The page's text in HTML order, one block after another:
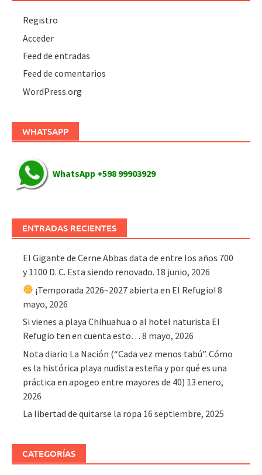
Registro
Acceder
Feed de entradas
Feed de comentarios
WordPress.org
WHATSAPP
WhatsApp +598 99903929
ENTRADAS RECIENTES
El Gigante de Cerne Abbas data de entre los años 700
y 1100 D. C. Esta siendo renovado. 18 junio, 2026
¡Temporada 2026–2027 abierta en El Refugio! 8
mayo, 2026
Si vienes a playa Chihuahua o al hotel naturista El
Refugio ten en cuenta esto… 8 mayo, 2026
Nota diario La Nación (“Cada vez menos tabú”. Cómo
es la histórica playa nudista esteña y por qué es una
práctica en apogeo entre mayores de 40) 13 enero,
2026
La libertad de quitarse la ropa 16 septiembre, 2025
CATEGORÍAS